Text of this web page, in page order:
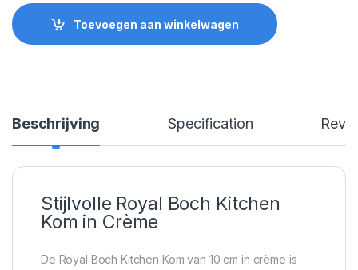
Toevoegen aan winkelwagen
Beschrijving Specification
Stijlvolle Royal Boch Kitchen
Kom in Crème
De Royal Boch Kitchen Kom van 10 cm in crème is